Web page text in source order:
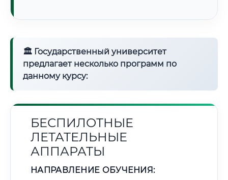
🏛 Государственный университет
предлагает несколько программ по
данному курсу:
БЕСПИЛОТНЫЕ
ЛЕТАТЕЛЬНЫЕ
АППАРАТЫ
НАПРАВЛЕНИЕ ОБУЧЕНИЯ: